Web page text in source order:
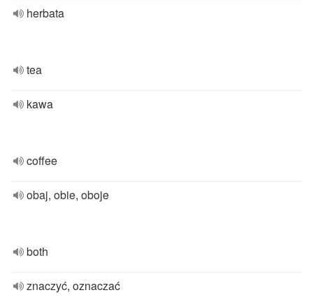
herbata
tea
kawa
coffee
obaj, obie, oboje
both
znaczyć, oznaczać